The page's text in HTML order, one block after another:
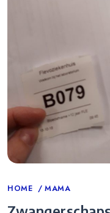
Categories
HOME MAMA